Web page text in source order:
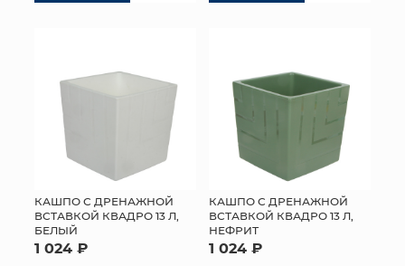
КАШПО С ДРЕНАЖНОЙ
ВСТАВКОЙ КВАДРО 13 Л,
БЕЛЫЙ
1 024 ₽
КАШПО С ДРЕНАЖНОЙ
ВСТАВКОЙ КВАДРО 13 Л,
НЕФРИТ
1 024 ₽